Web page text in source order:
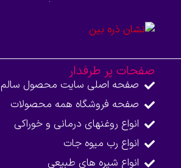
صفحات پر طرفدار
صفحه اصلی سایت محصول سالم
صفحه فروشگاه همه محصولات​
انواع روغنهای درمانی و خوراکی
انواع رب میوه جات
انواع شیره های طبیعی